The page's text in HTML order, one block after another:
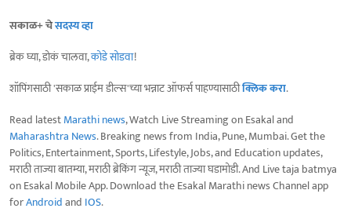
सकाळ+ चेसदस्य व्हा
ब्रेक घ्या, डोकं चालवा,कोडे सोडवा!
शॉपिंगसाठी 'सकाळ प्राईम डील्स'च्या भन्नाट ऑफर्स पाहण्यासाठीक्लिक करा.
Read latestMarathi news, Watch Live Streaming on Esakal and
Maharashtra News. Breaking news from India, Pune, Mumbai. Get the
Politics, Entertainment, Sports, Lifestyle, Jobs, and Education updates,
मराठी ताज्या बातम्या, मराठी ब्रेकिंग न्यूज, मराठी ताज्या घडामोडी. And Live taja batmya
on Esakal Mobile App. Download the Esakal Marathi news Channel app
forAndroidand IOS.